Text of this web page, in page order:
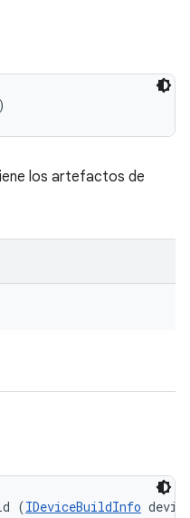
los artefactos de
(IDeviceBuildInfo